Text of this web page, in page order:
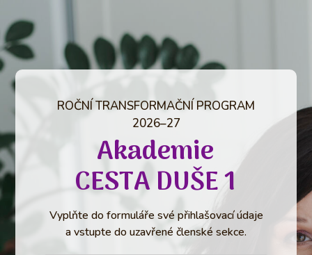
ROČNÍ TRANSFORMAČNÍ PROGRAM
2026–27
Akademie
CESTA DUŠE 1
Vyplňte do formuláře své přihlašovací údaje
a vstupte do uzavřené členské sekce.